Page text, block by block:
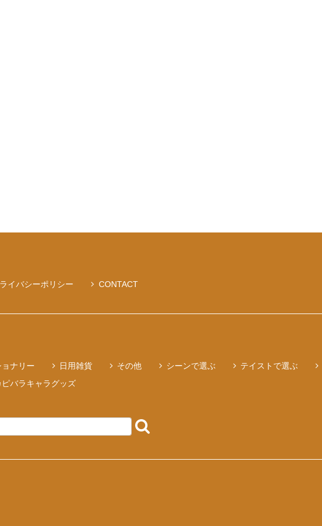
イバシーポリシー CONTACT
ナリー 日用雑貨 その他 シーンで選ぶ テイストで選ぶ
バラキャラグッズ